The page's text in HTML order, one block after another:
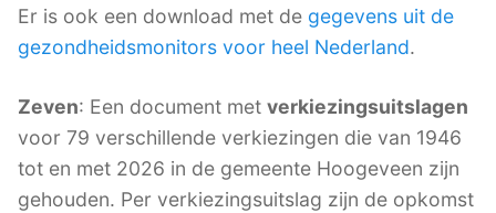
Er is ook een download met de gegevens uit de
gezondheidsmonitors voor heel Nederland.
Zeven: Een document met verkiezingsuitslagen
voor 79 verschillende verkiezingen die van 1946
tot en met 2026 in de gemeente Hoogeveen zijn
gehouden. Per verkiezingsuitslag zijn de opkomst